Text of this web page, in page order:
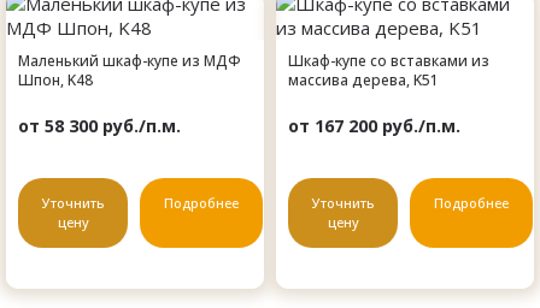
Маленький шкаф-купе из МДФ
Шпон, K48
от 58 300 руб./п.м.
Уточнить
цену
Подробнее
Шкаф-купе со вставками из
массива дерева, K51
от 167 200 руб./п.м.
Уточнить
цену
Подробнее